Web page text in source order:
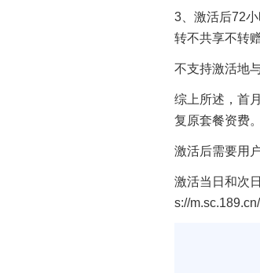
3、激活后72
转不共享不转
不支持激活地
综上所述，首
复原套餐资费。
激活后需要用
激活当日和次
s://